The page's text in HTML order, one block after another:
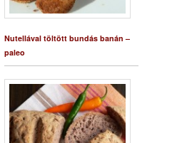
Nutellával töltött bundás banán –
paleo